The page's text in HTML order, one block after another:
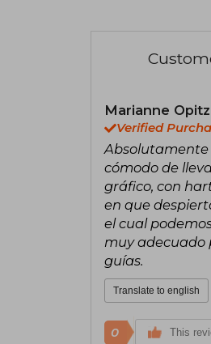
Marianne Opitz
Verified
Absolutamente
cómodo de
gráfico, con
en que
el cual
muy adecuado
guías.
Translate to english
0 This